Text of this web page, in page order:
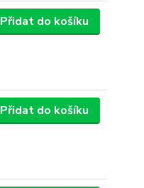
Přidat do košíku
Přidat do košíku